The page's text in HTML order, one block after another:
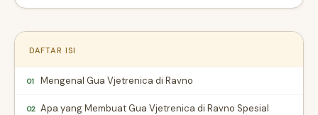
DAFTAR ISI
01 Mengenal Gua Vjetrenica di Ravno
02 Apa yang Membuat Gua Vjetrenica di Ravno Spesial